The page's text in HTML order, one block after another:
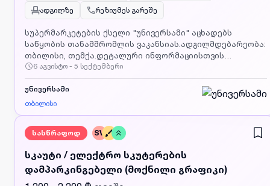
ადგილზე
რეზიუმეს გარეშე
სუპერმარკეტების ქსელი "უნივერსამი" აცხადებს
საწყობის თანამშრომლის ვაკანსიას.ადგილმდებარეობა:
თბილისი, თემქა.დეტალური ინფორმაციისთვის
დაგვიკავშირდით მითითებულ ნომერზე.
6 აგვისტო - 5 სექტემბერი
უნივერსამი
თბილისი
სასწრაფოდ SV
სკაუტი / ელექტრო სკუტერების
დამპარკინგებელი (მოქნილი გრაფიკი)